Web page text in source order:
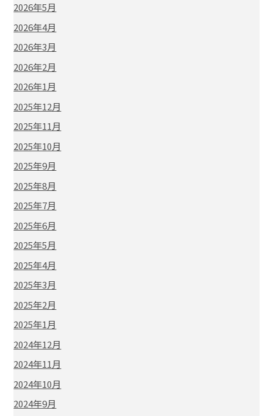
2026年5月
2026年4月
2026年3月
2026年2月
2026年1月
2025年12月
2025年11月
2025年10月
2025年9月
2025年8月
2025年7月
2025年6月
2025年5月
2025年4月
2025年3月
2025年2月
2025年1月
2024年12月
2024年11月
2024年10月
2024年9月